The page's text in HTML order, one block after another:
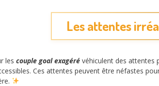
Les attentes
les couple goal exagéré véhiculent des attentes
Ces attentes peuvent être néfastes